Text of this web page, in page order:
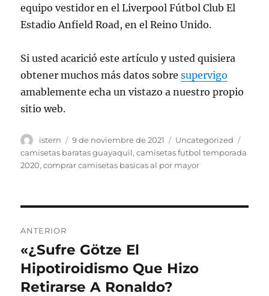
equipo vestidor en el Liverpool Fútbol Club El
Estadio Anfield Road, en el Reino Unido.
Si usted acarició este artículo y usted quisiera
obtener muchos más datos sobresupervigo
amablemente echa un vistazo a nuestro propio
sitio web.
Autor
istern
Publicado
el
9 de noviembre de 2021 Categorías
Uncategorized
camisetas baratas guayaquil,camisetas futbol temporada
2020,comprar camisetas basicas al por mayor
de
entradas
ANTERIOR
Entrada
anterior:
«¿Sufre Götze El
Hipotiroidismo Que Hizo
Retirarse A Ronaldo?